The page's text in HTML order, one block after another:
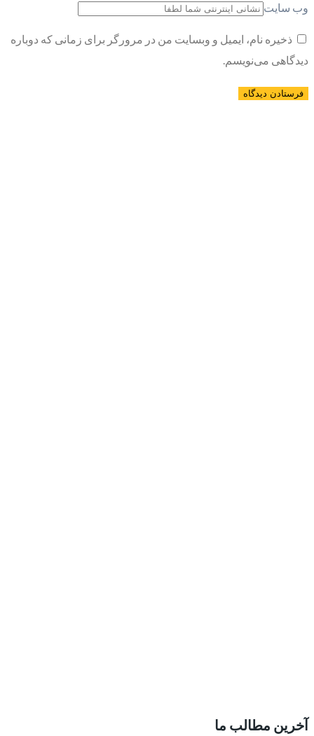
وب سایت
ذخیره نام، ایمیل و وبسایت من در مرورگر برای زمانی که دوباره
دیدگاهی می‌نویسم.
آخرین مطالب ما